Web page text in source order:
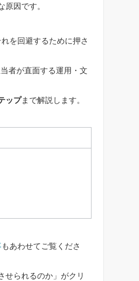
原因です。
を回避するために押さ
者が直面する運用・文
ップまで解説します。
もあわせてご覧くださ
せられるのか」がクリ